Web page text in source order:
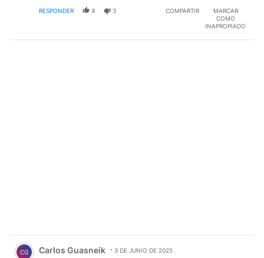
RESPONDER 4 3 COMPARTIR
MARCAR
COMO
INAPROPIADO
Comentario de Carlos Guasneik.
CG Carlos Guasneik 3 DE JUNIO DE 2025